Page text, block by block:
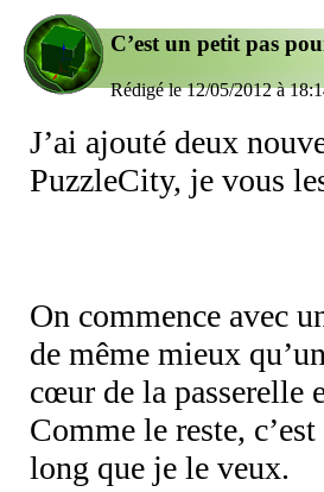
C’est un petit pas
Rédigé le 12/05/2012 à
J’ai ajouté deux
PuzzleCity, je vous
On commence avec
de même mieux
cœur de la passerelle
Comme le reste,
long que je le veux.